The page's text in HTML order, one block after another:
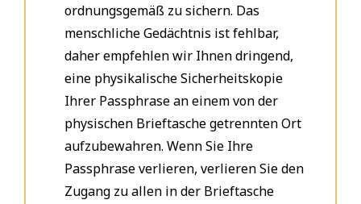
ordnungsgemäß zu sichern. Das
menschliche Gedächtnis ist fehlbar,
daher empfehlen wir Ihnen dringend,
eine physikalische Sicherheitskopie
Ihrer Passphrase an einem von der
physischen Brieftasche getrennten Ort
aufzubewahren. Wenn Sie Ihre
Passphrase verlieren, verlieren Sie den
Zugang zu allen in der Brieftasche